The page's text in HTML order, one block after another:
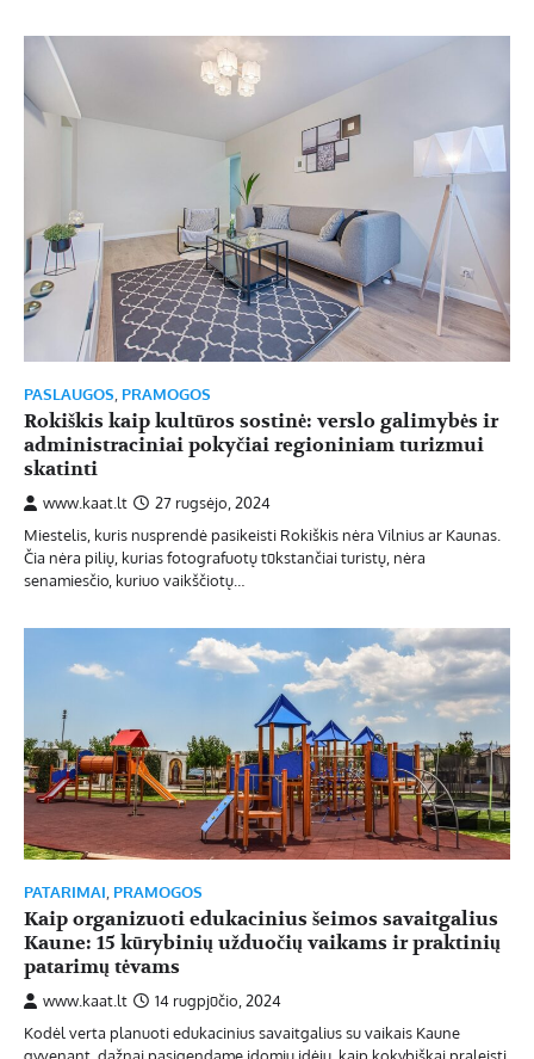
PASLAUGOS PRAMOGOS
Rokiškis kaip kultūros sostinė: verslo galimybės ir
administraciniai pokyčiai regioniniam turizmui
skatinti
www.kaat.lt
27 rugsėjo, 2024
Miestelis, kuris nusprendė pasikeisti Rokiškis nėra Vilnius ar Kaunas.
Čia nėra pilių, kurias fotografuotų tūkstančiai turistų, nėra
senamiesčio, kuriuo vaikščiotų…
PATARIMAI, PRAMOGOS
Kaip organizuoti edukacinius šeimos savaitgalius
Kaune: 15 kūrybinių užduočių vaikams ir praktinių
patarimų tėvams
www.kaat.lt
14 rugpjūčio, 2024
Kodėl verta planuoti edukacinius savaitgalius su vaikais Kaune